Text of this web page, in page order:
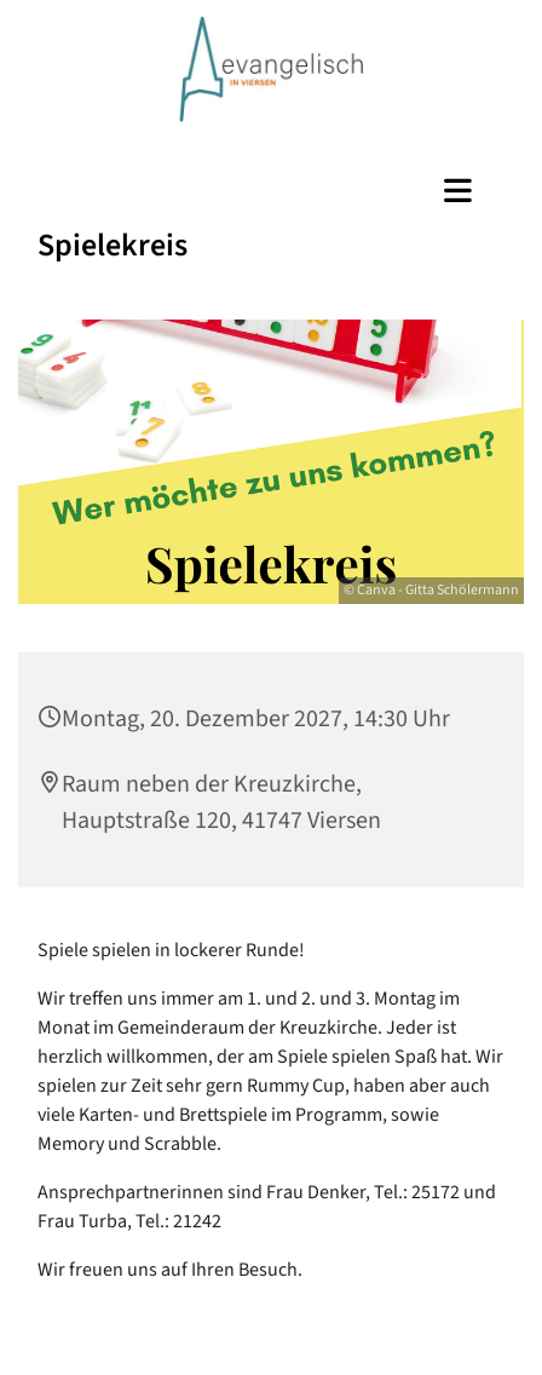
Spielekreis
© Canva - Gitta Schölermann
Montag, 20. Dezember 2027, 14:30 Uhr
Raum neben der Kreuzkirche,
Hauptstraße 120, 41747 Viersen
Spiele spielen in lockerer Runde!
Wir treffen uns immer am 1. und 2. und 3. Montag im
Monat im Gemeinderaum der Kreuzkirche. Jeder ist
herzlich willkommen, der am Spiele spielen Spaß hat. Wir
spielen zur Zeit sehr gern Rummy Cup, haben aber auch
viele Karten- und Brettspiele im Programm, sowie
Memory und Scrabble.
Ansprechpartnerinnen sind Frau Denker, Tel.: 25172 und
Frau Turba, Tel.: 21242
Wir freuen uns auf Ihren Besuch.